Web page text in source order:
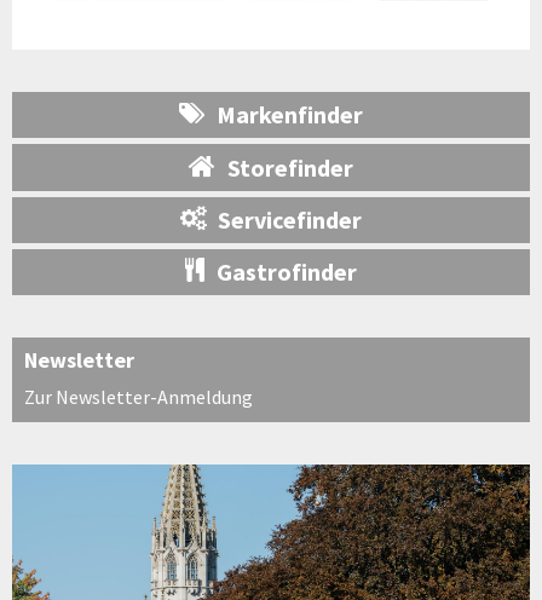
Markenfinder
Storefinder
Servicefinder
Gastrofinder
Newsletter
Zur Newsletter-Anmeldung